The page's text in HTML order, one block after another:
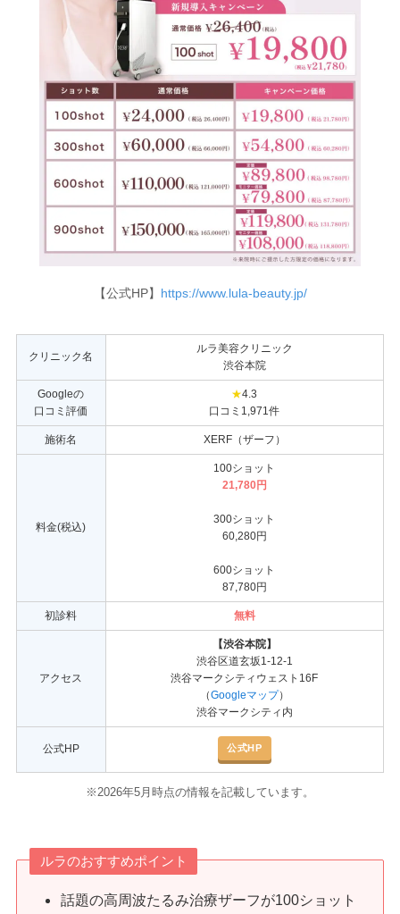
【公式HP】 https://www.lula-beauty.jp/
クリニック名
ルラ美容クリニック
渋谷本院
Googleの
口コミ評価
★4.3
口コミ1,971件
施術名 XERF（ザーフ）
料金(税込)
100ショット
21,780円
300ショット
60,280円
600ショット
87,780円
初診料 無料
アクセス
【渋谷本院】
渋谷区道玄坂1-12-1
渋谷マークシティウェスト16F
（Googleマップ）
渋谷マークシティ内
公式HP 公式HP
※2026年5月時点の情報を記載しています。
ルラのおすすめポイント
話題の高周波たるみ治療ザーフが100ショット